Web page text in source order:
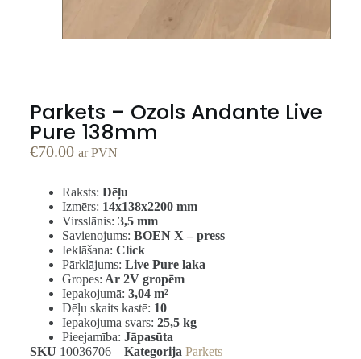
Parkets – Ozols Andante Live
Pure 138mm
€70.00 ar PVN
Raksts: Dēļu
Izmērs: 14x138x2200 mm
Virsslānis: 3,5 mm
Savienojums: BOEN X – press
Ieklāšana: Click
Pārklājums: Live Pure laka
Gropes: Ar 2V gropēm
Iepakojumā: 3,04 m²
Dēļu skaits kastē: 10
Iepakojuma svars: 25,5 kg
Pieejamība: Jāpasūta
SKU 10036706 Kategorija Parkets